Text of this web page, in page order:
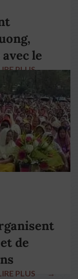
le
PLUS →
de
PLUS →